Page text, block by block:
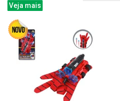
Veja mais